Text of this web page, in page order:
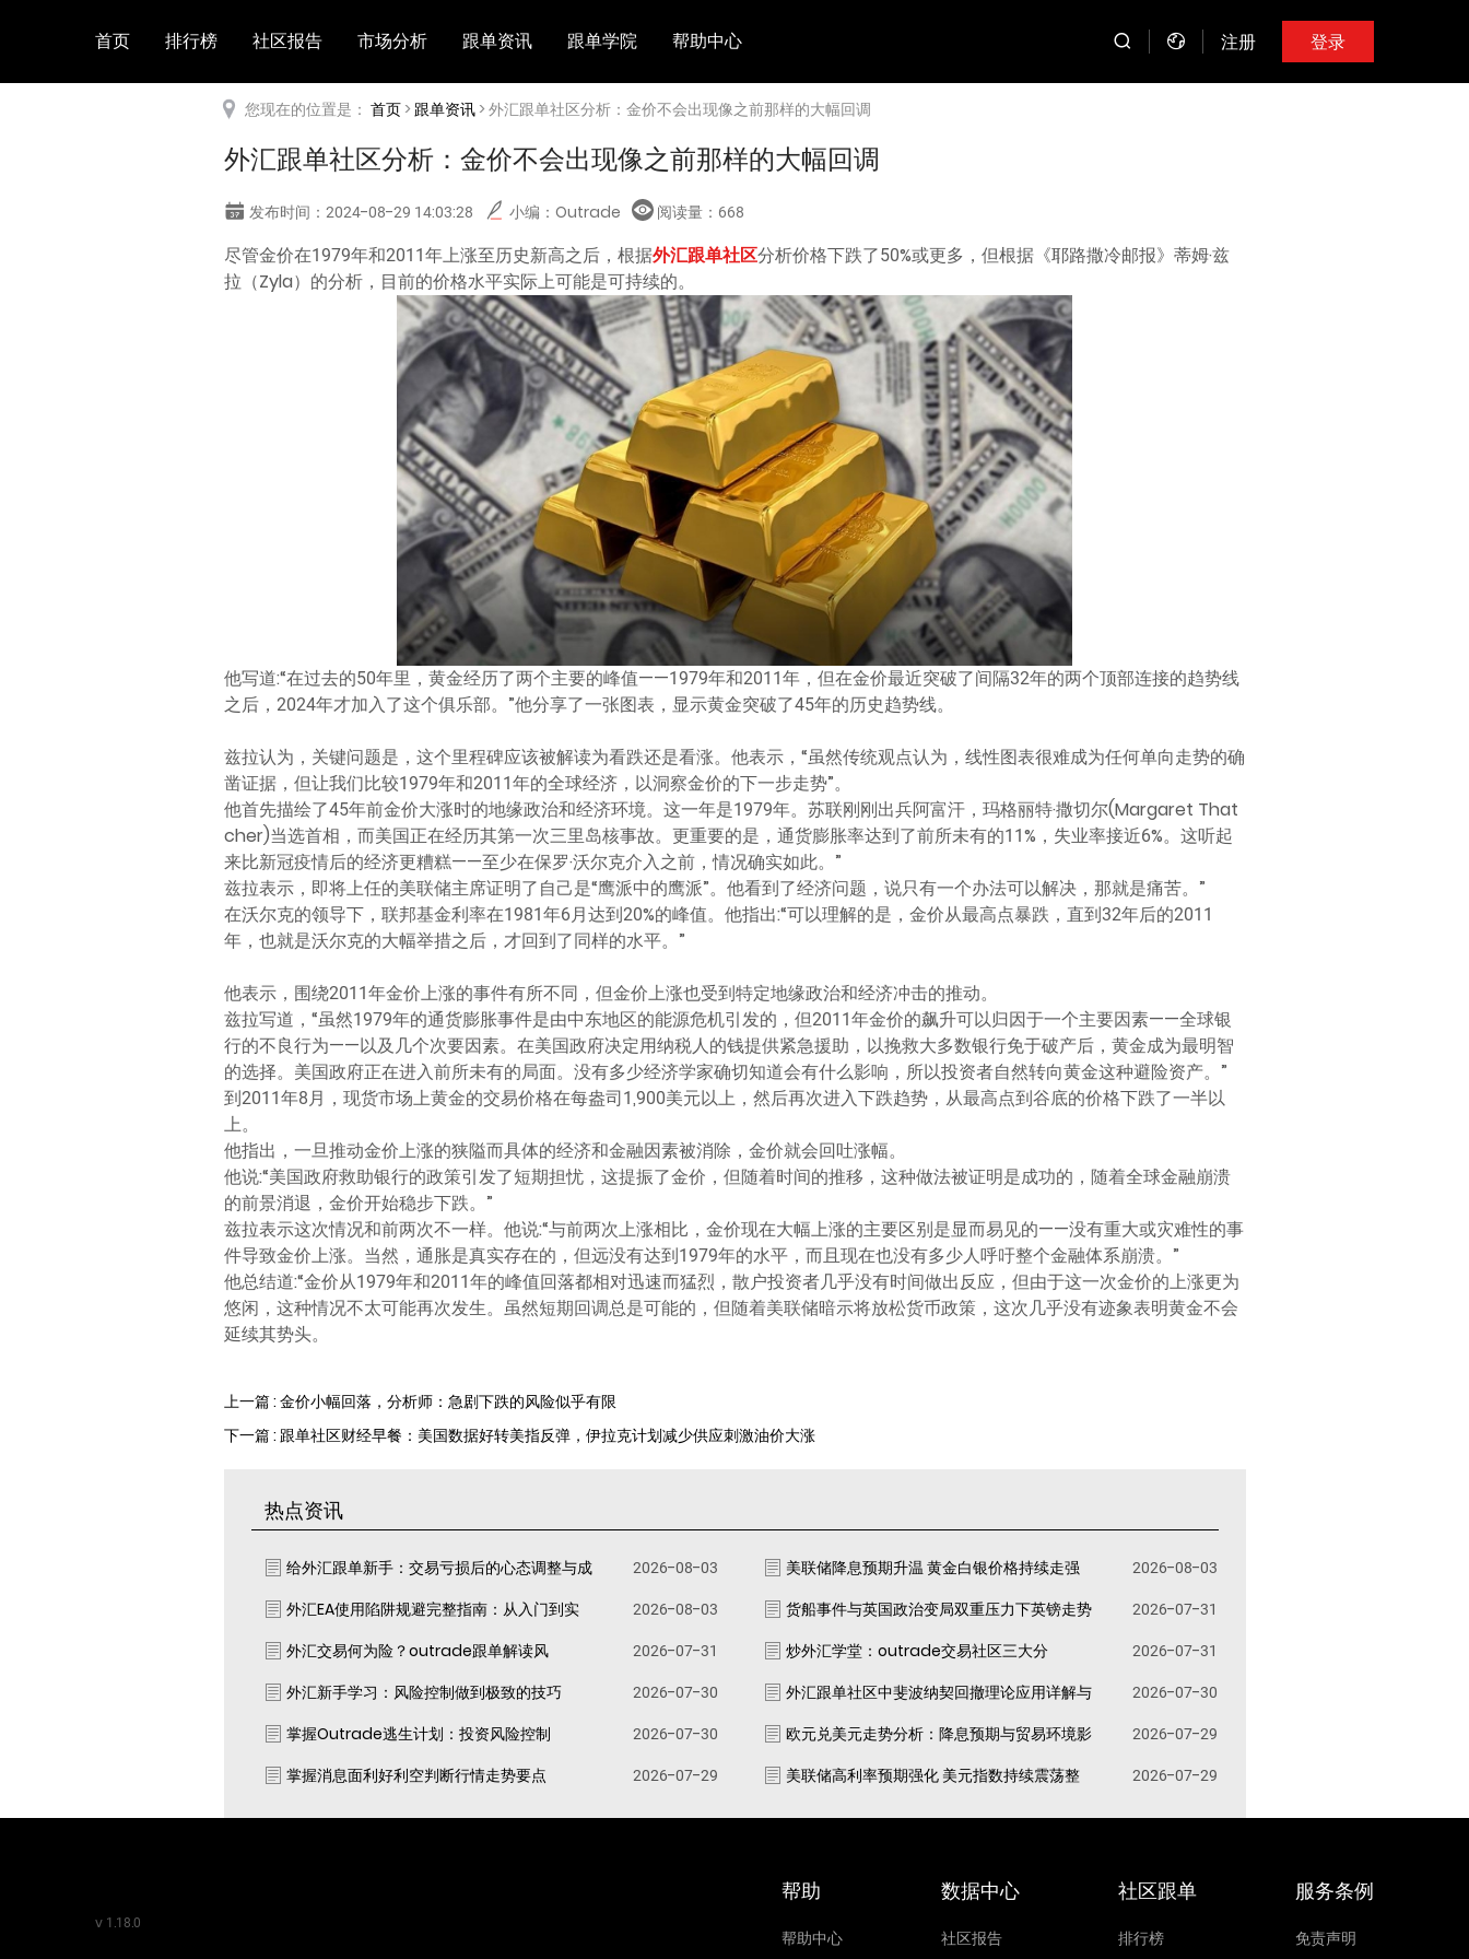
首页 排行榜 社区报告 市场分析 跟单资讯 跟单学院 帮助中心 注册 登录
您现在的位置是： 首页>跟单资讯> 外汇跟单社区分析：金价不会出现像之前那样的大幅回调
外汇跟单社区分析：金价不会出现像之前那样的大幅回调
发布时间：2024-08-29 14:03:28 小编：Outrade 阅读量： 668
尽管金价在1979年和2011年上涨至历史新高之后，根据外汇跟单社区分析价格下跌了50%或更多，但根据《耶路撒冷邮报》蒂姆·兹
拉（Zyla）的分析，目前的价格水平实际上可能是可持续的。
他写道:“在过去的50年里，黄金经历了两个主要的峰值——1979年和2011年，但在金价最近突破了间隔32年的两个顶部连接的趋势线
之后，2024年才加入了这个俱乐部。”他分享了一张图表，显示黄金突破了45年的历史趋势线。
兹拉认为，关键问题是，这个里程碑应该被解读为看跌还是看涨。他表示，“虽然传统观点认为，线性图表很难成为任何单向走势的确
凿证据，但让我们比较1979年和2011年的全球经济，以洞察金价的下一步走势”。
他首先描绘了45年前金价大涨时的地缘政治和经济环境。这一年是1979年。苏联刚刚出兵阿富汗，玛格丽特·撒切尔(Margaret That
cher)当选首相，而美国正在经历其第一次三里岛核事故。更重要的是，通货膨胀率达到了前所未有的11%，失业率接近6%。这听起
来比新冠疫情后的经济更糟糕——至少在保罗·沃尔克介入之前，情况确实如此。”
兹拉表示，即将上任的美联储主席证明了自己是“鹰派中的鹰派”。他看到了经济问题，说只有一个办法可以解决，那就是痛苦。”
在沃尔克的领导下，联邦基金利率在1981年6月达到20%的峰值。他指出:“可以理解的是，金价从最高点暴跌，直到32年后的2011
年，也就是沃尔克的大幅举措之后，才回到了同样的水平。”
他表示，围绕2011年金价上涨的事件有所不同，但金价上涨也受到特定地缘政治和经济冲击的推动。
兹拉写道，“虽然1979年的通货膨胀事件是由中东地区的能源危机引发的，但2011年金价的飙升可以归因于一个主要因素——全球银
行的不良行为——以及几个次要因素。在美国政府决定用纳税人的钱提供紧急援助，以挽救大多数银行免于破产后，黄金成为最明智
的选择。美国政府正在进入前所未有的局面。没有多少经济学家确切知道会有什么影响，所以投资者自然转向黄金这种避险资产。”
到2011年8月，现货市场上黄金的交易价格在每盎司1,900美元以上，然后再次进入下跌趋势，从最高点到谷底的价格下跌了一半以
上。
他指出，一旦推动金价上涨的狭隘而具体的经济和金融因素被消除，金价就会回吐涨幅。
他说:“美国政府救助银行的政策引发了短期担忧，这提振了金价，但随着时间的推移，这种做法被证明是成功的，随着全球金融崩溃
的前景消退，金价开始稳步下跌。”
兹拉表示这次情况和前两次不一样。他说:“与前两次上涨相比，金价现在大幅上涨的主要区别是显而易见的——没有重大或灾难性的事
件导致金价上涨。当然，通胀是真实存在的，但远没有达到1979年的水平，而且现在也没有多少人呼吁整个金融体系崩溃。”
他总结道:“金价从1979年和2011年的峰值回落都相对迅速而猛烈，散户投资者几乎没有时间做出反应，但由于这一次金价的上涨更为
悠闲，这种情况不太可能再次发生。虽然短期回调总是可能的，但随着美联储暗示将放松货币政策，这次几乎没有迹象表明黄金不会
延续其势头。
上一篇 : 金价小幅回落，分析师：急剧下跌的风险似乎有限
下一篇 : 跟单社区财经早餐：美国数据好转美指反弹，伊拉克计划减少供应刺激油价大涨
热点资讯
给外汇跟单新手：交易亏损后的心态调整与成 2026-08-03 美联储降息预期升温 黄金白银价格持续走强
2026-08-03
外汇EA使用陷阱规避完整指南：从入门到实
2026-08-03 货船事件与英国政治变局双重压力下英镑走势
2026-07-31
外汇交易何为险？outrade跟单解读风
2026-07-31 炒外汇学堂：outrade交易社区三大分
2026-07-31
外汇新手学习：风险控制做到极致的技巧
2026-07-30 外汇跟单社区中斐波纳契回撤理论应用详解与
2026-07-30
掌握Outrade逃生计划：投资风险控制
2026-07-30 欧元兑美元走势分析：降息预期与贸易环境影
2026-07-29
掌握消息面利好利空判断行情走势要点
2026-07-29 美联储高利率预期强化 美元指数持续震荡整 2026-07-29
v 1.18.0
帮助
帮助中心
数据中心
社区报告
社区跟单
排行榜
服务条例
免责声明